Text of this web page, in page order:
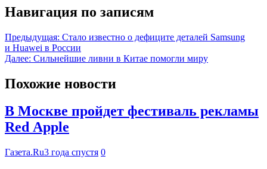
Навигация по записям
Предыдущая: Стало известно о дефиците деталей Samsung
и Huawei в России
Далее: Сильнейшие ливни в Китае помогли миру
Похожие новости
В Москве пройдет фестиваль рекламы
Red Apple
Газета.Ru3 года спустя 0